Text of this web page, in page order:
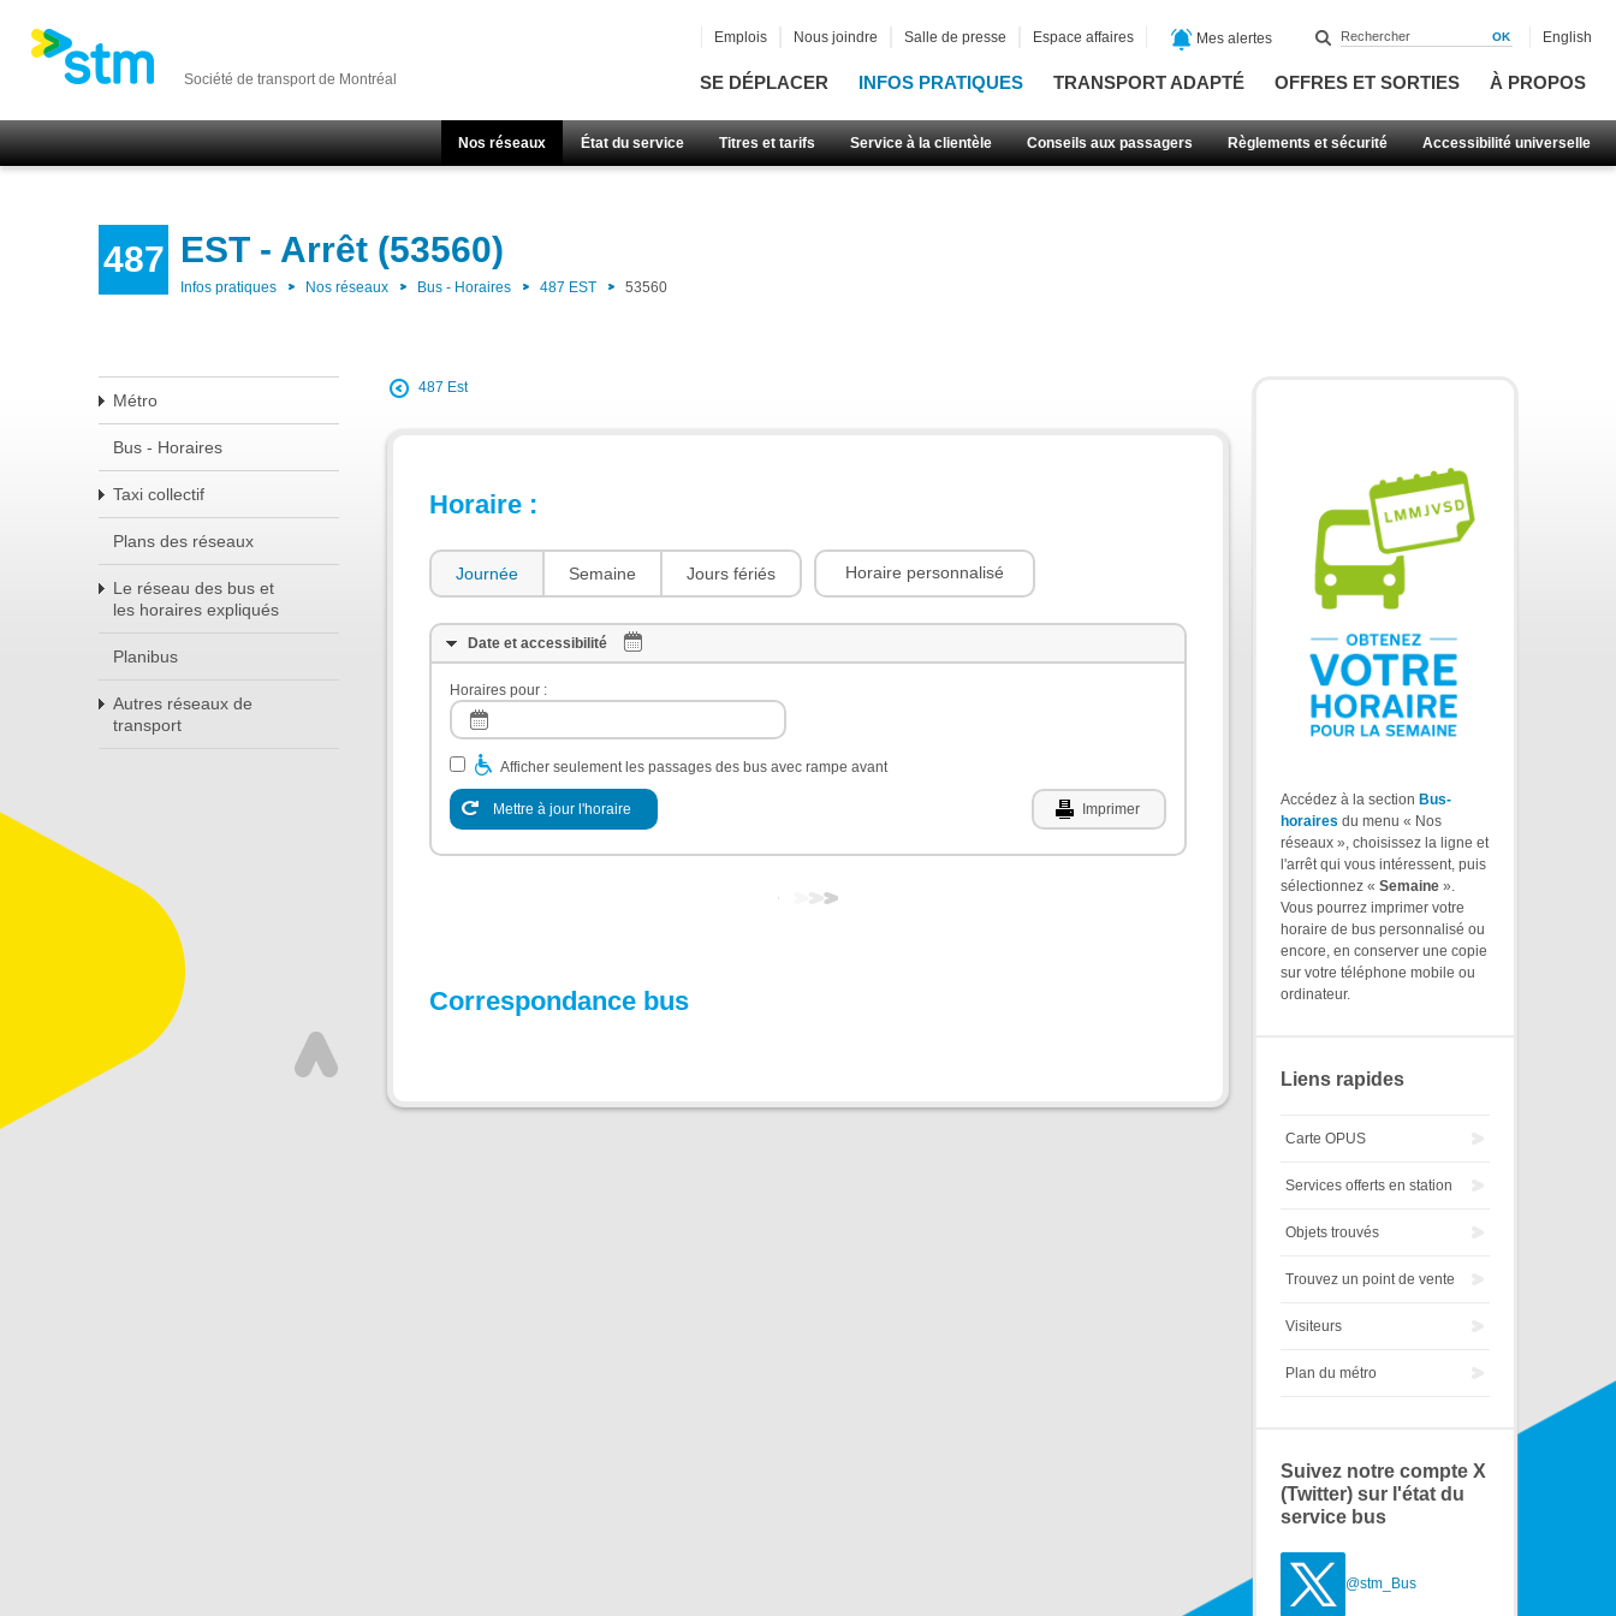
Société de transport de Montréal SE DÉPLACER INFOS PRATIQUES TRANSPORT ADAPTÉ OFFRES ET SORTIES À PROPOS
Nos réseaux État du service Titres et tarifs Service à la clientèle Conseils aux passagers Règlements et sécurité Accessibilité universelle
Emplois Nous joindre Salle de presse Espace affaires Mes alertes English
487 EST - Arrêt (53560)
Infos pratiques Nos réseaux Bus - Horaires 487 EST 53560
Métro
Bus - Horaires
Taxi collectif
Plans des réseaux
Le réseau des bus et
les horaires expliqués
Planibus
Autres réseaux de
transport
487 Est
Horaire :
Journée Semaine Jours fériés Horaire personnalisé
Date et accessibilité
Horaires pour :
Afficher seulement les passages des bus avec rampe avant
Mettre à jour l'horaire Imprimer
Correspondance bus
Accédez à la section Bus-
horaires du menu « Nos
réseaux », choisissez la ligne et
l'arrêt qui vous intéressent, puis
sélectionnez « Semaine ».
Vous pourrez imprimer votre
horaire de bus personnalisé ou
encore, en conserver une copie
sur votre téléphone mobile ou
ordinateur.
Liens rapides
Carte OPUS
Services offerts en station
Objets trouvés
Trouvez un point de vente
Visiteurs
Plan du métro
Suivez notre compte X
(Twitter) sur l'état du
service bus
@stm_Bus